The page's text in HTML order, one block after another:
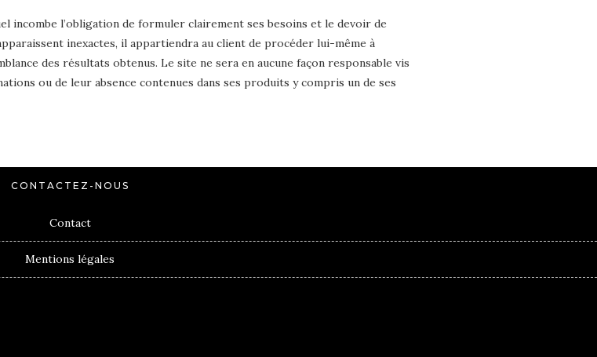
incombe l’obligation de formuler clairement ses besoins et le devoir de
inexactes, il appartiendra au client de procéder lui-même à
des résultats obtenus. Le site ne sera en aucune façon responsable vis
ou de leur absence contenues dans ses produits y compris un de ses
CONTACTEZ-NOUS
Contact
Mentions légales